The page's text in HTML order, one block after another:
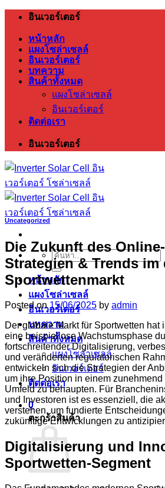
ข้าม
เนื้อหา
อินเวอร์เตอร์
หน้าหลัก
แผงโซล่าเซลล์
อินเวอร์เตอร์
บทความ
สินค้าทั้งหมด
แผงโซล่าเซลล์
อินเวอร์เตอร์
ติดต่อเรา
อินเวอร์เตอร์
ค้นหา:
หน้าหลัก
แผงโซล่าเซลล์
อินเวอร์เตอร์
บทความ
สินค้าทั้งหมด
แผงโซล่าเซลล์
อินเวอร์เตอร์
ติดต่อเรา
0
ตะกร้าสินค้า
Uncategorized
Die Zukunft des
Strategien & Trends im
Sportwettenmarkt
Posted on15/06/2025 by admin
Der globale Markt für Sportwetten hat
eine beispiellose Wachstumsphase
fortschreitender Digitalisierung,
und veränderten regulatorischen
entwickeln sich die Strategien der
um ihre Position in einem
Umfeld zu behaupten. Für
und Investoren ist es essenziell, die
verstehen, um fundierte
zukünftige Entwicklungen zu
Digitalisierung und
Sportwetten-Segment